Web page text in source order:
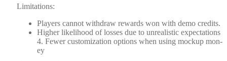
Lim­i­ta­tions:
Play­ers can­not with­draw rewards won with demo cred­its.
High­er like­li­hood of loss­es due to unre­al­is­tic expec­ta­tions
4. Few­er cus­tomiza­tion options when using mock­up mon­
ey